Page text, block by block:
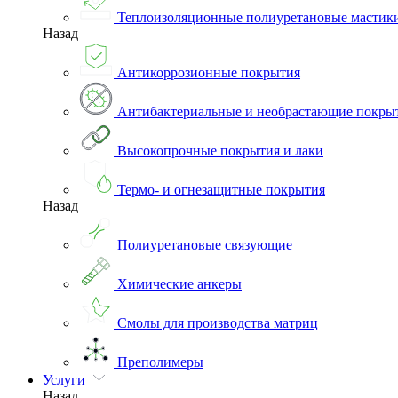
Теплоизоляционные полиуретановые
Назад
Антикоррозионные покрытия
Антибактериальные и необрастающие
Высокопрочные покрытия и лаки
Термо- и огнезащитные покрытия
Назад
Полиуретановые связующие
Химические анкеры
Смолы для производства матриц
Преполимеры
Услуги